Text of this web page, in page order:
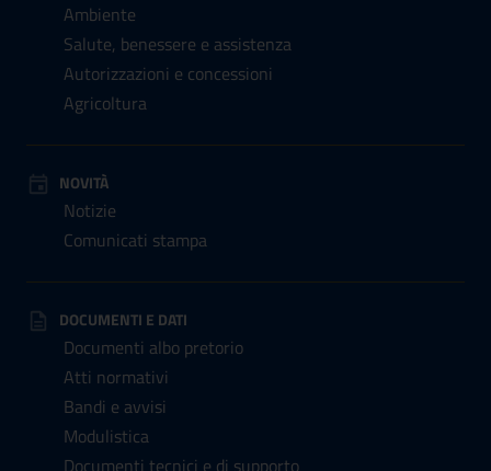
Ambiente
Salute, benessere e assistenza
Autorizzazioni e concessioni
Agricoltura
NOVITÀ
Notizie
Comunicati stampa
DOCUMENTI E DATI
Documenti albo pretorio
Atti normativi
Bandi e avvisi
Modulistica